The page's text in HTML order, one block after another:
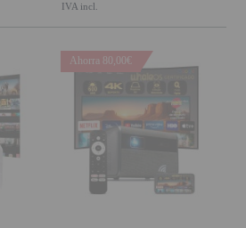
IVA incl.
Ahorra 80,00€